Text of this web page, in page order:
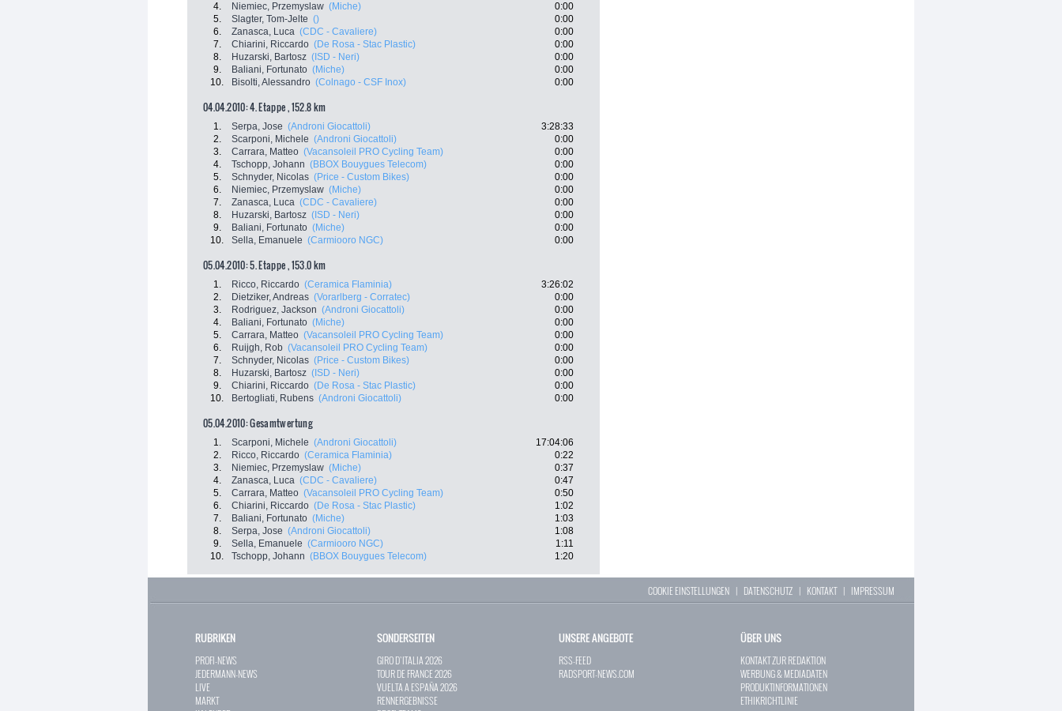
4.
Niemiec, Przemyslaw (Miche)
0:00
5.
Slagter, Tom-Jelte ()
0:00
6.
Zanasca, Luca (CDC - Cavaliere)
0:00
7.
Chiarini, Riccardo (De Rosa - Stac Plastic)
0:00
8.
Huzarski, Bartosz (ISD - Neri)
0:00
9.
Baliani, Fortunato (Miche)
0:00
10.
Bisolti, Alessandro (Colnago - CSF Inox) 0:00
04.04.2010: 4. Etappe , 152.8 km
1. Serpa, Jose (Androni Giocattoli)
3:28:33
2.
Scarponi, Michele (Androni Giocattoli)
0:00
3.
Carrara, Matteo (Vacansoleil PRO Cycling Team)
0:00
4.
Tschopp, Johann (BBOX Bouygues Telecom)
0:00
5.
Schnyder, Nicolas (Price - Custom Bikes)
0:00
6.
Niemiec, Przemyslaw (Miche)
0:00
7.
Zanasca, Luca (CDC - Cavaliere)
0:00
8.
Huzarski, Bartosz (ISD - Neri)
0:00
9.
Baliani, Fortunato (Miche)
0:00
10.
Sella, Emanuele (Carmiooro NGC) 0:00
05.04.2010: 5. Etappe , 153.0 km
1. Ricco, Riccardo (Ceramica Flaminia)
3:26:02
2.
Dietziker, Andreas (Vorarlberg - Corratec)
0:00
3.
Rodriguez, Jackson (Androni Giocattoli)
0:00
4.
Baliani, Fortunato (Miche)
0:00
5.
Carrara, Matteo (Vacansoleil PRO Cycling Team)
0:00
6.
Ruijgh, Rob (Vacansoleil PRO Cycling Team)
0:00
7.
Schnyder, Nicolas (Price - Custom Bikes)
0:00
8.
Huzarski, Bartosz (ISD - Neri)
0:00
9.
Chiarini, Riccardo (De Rosa - Stac Plastic)
0:00
10.
Bertogliati, Rubens (Androni Giocattoli) 0:00
05.04.2010: Gesamtwertung
1. Scarponi, Michele (Androni Giocattoli)
17:04:06
2.
Ricco, Riccardo (Ceramica Flaminia)
0:22
3.
Niemiec, Przemyslaw (Miche)
0:37
4.
Zanasca, Luca (CDC - Cavaliere)
0:47
5.
Carrara, Matteo (Vacansoleil PRO Cycling Team)
0:50
6.
Chiarini, Riccardo (De Rosa - Stac Plastic)
1:02
7.
Baliani, Fortunato (Miche)
1:03
8.
Serpa, Jose (Androni Giocattoli)
1:08
9.
Sella, Emanuele (Carmiooro NGC)
1:11
10.
Tschopp, Johann (BBOX Bouygues Telecom) 1:20
COOKIE EINSTELLUNGEN | DATENSCHUTZ | KONTAKT| IMPRESSUM
RUBRIKEN
PROFI-NEWS
JEDERMANN-NEWS
LIVE
MARKT
SONDERSEITEN
GIRO D`ITALIA 2026
TOUR DE FRANCE 2026
VUELTA A ESPAÑA 2026
RENNERGEBNISSE
UNSERE ANGEBOTE
RSS-FEED
RADSPORT-NEWS.COM
ÜBER UNS
KONTAKT ZUR REDAKTION
WERBUNG & MEDIADATEN
PRODUKTINFORMATIONEN
ETHIKRICHTLINIE